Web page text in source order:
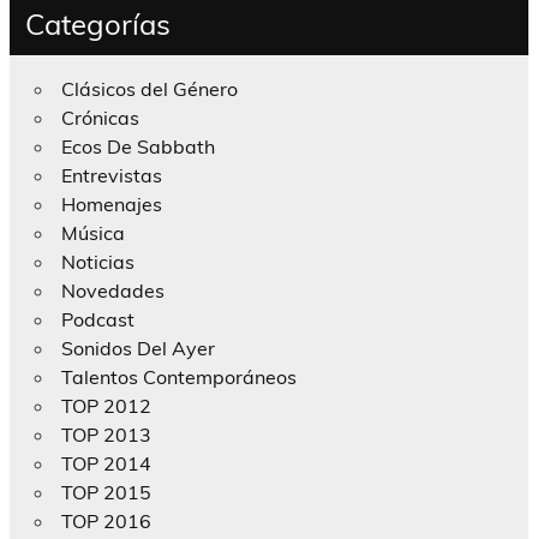
Categorías
Clásicos del Género
Crónicas
Ecos De Sabbath
Entrevistas
Homenajes
Música
Noticias
Novedades
Podcast
Sonidos Del Ayer
Talentos Contemporáneos
TOP 2012
TOP 2013
TOP 2014
TOP 2015
TOP 2016